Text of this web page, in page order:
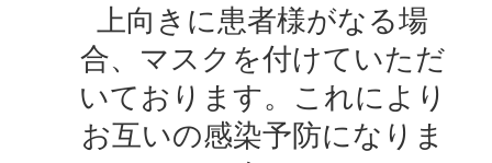
上向きに患者様がなる場
合、マスクを付けていただ
いております。これにより
お互いの感染予防になりま